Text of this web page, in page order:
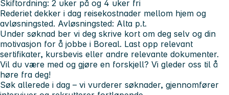
Skiftordning: 2 uker på og 4 uker fri
Rederiet dekker i dag reisekostnader mellom hjem og
avløsningsted. Avløsningsted: Alta p.t.
Under søknad ber vi deg skrive kort om deg selv og din
motivasjon for å jobbe i Boreal. Last opp relevant
sertifikater, kursbevis eller andre relevante dokumenter.
Vil du være med og gjøre en forskjell? Vi gleder oss til å
høre fra deg!
Søk allerede i dag – vi vurderer søknader, gjennomfører